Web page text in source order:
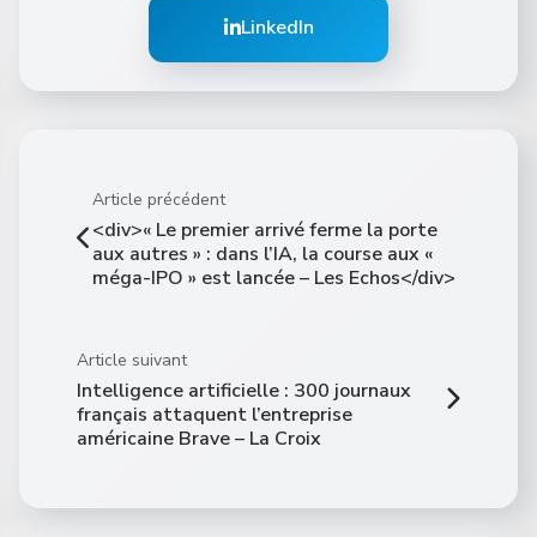
LinkedIn
Article précédent
<div>« Le premier arrivé ferme la porte
aux autres » : dans l’IA, la course aux «
méga-IPO » est lancée – Les Echos</div>
Article suivant
Intelligence artificielle : 300 journaux
français attaquent l’entreprise
américaine Brave – La Croix